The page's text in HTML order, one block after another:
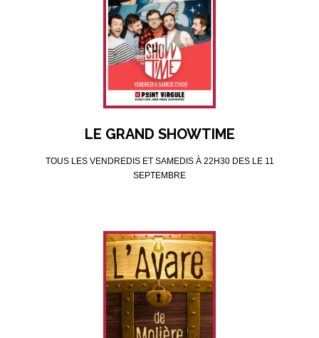
LE GRAND SHOWTIME
TOUS LES VENDREDIS ET SAMEDIS À 22H30 DES LE 11
SEPTEMBRE